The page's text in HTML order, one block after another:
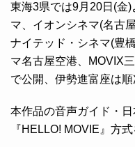
東海3県では9月20日(金
マ、イオンシネマ(名古
ナイテッド・シネマ(豊
マ名古屋空港、MOVIX
で公開、伊勢進富座は順
本作品の音声ガイド・
『HELLO! MOVIE』方